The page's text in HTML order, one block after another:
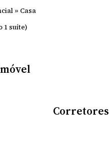
» Casa
1 suíte)
Corretores